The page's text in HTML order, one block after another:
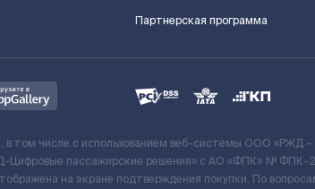
Партнерская программа
том числе с использованием веб-системы ООО «РЖД
Цифровые пассажирские решения» c АО «ФПК» № ФПК-
на экране подтверждения покупки. По